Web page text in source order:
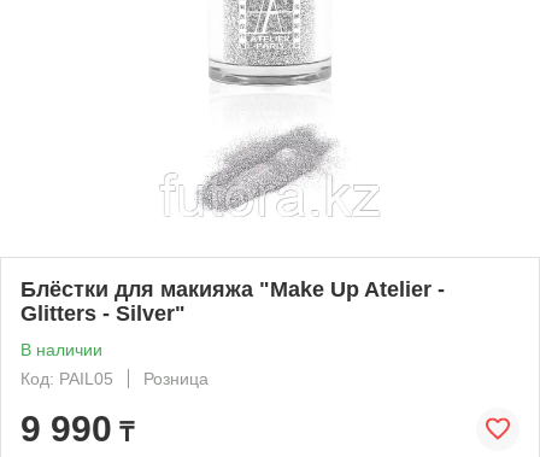
Блёстки для макияжа "Make Up Atelier -
Glitters - Silver"
В наличии
Код: PAIL05
Розница
9 990 ₸